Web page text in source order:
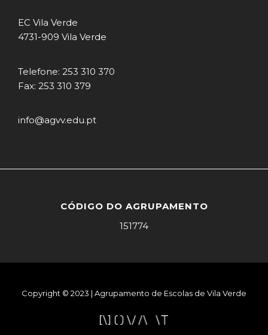
EC Vila Verde
4731-909 Vila Verde
Telefone: 253 310 370
Fax: 253 310 379
info@agvv.edu.pt
CÓDIGO DO AGRUPAMENTO
151774
Copyright © 2023 | Agrupamento de Escolas de Vila Verde